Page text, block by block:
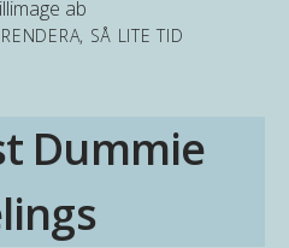
SÅ LITE TID
Dummie